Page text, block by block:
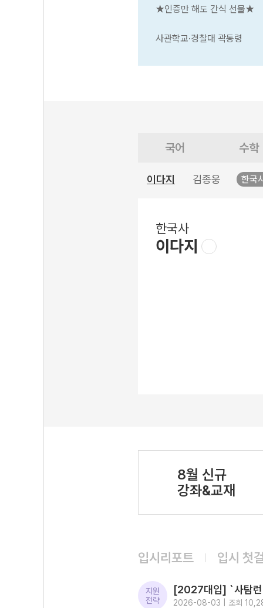
★인증만 해도 간식 선물★
사관학교·경찰대 곽동령
국어 수학
이다지 김종웅 한국
한국사
이다지
8월 신규
강좌&교재
입시리포트 입시 첫
지원
전략
2026-08-03 | 조회